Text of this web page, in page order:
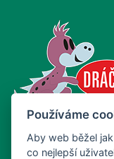
Používáme
Aby web běžel
co nejlepší